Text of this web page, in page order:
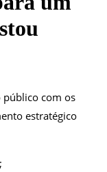
público com os
estratégico